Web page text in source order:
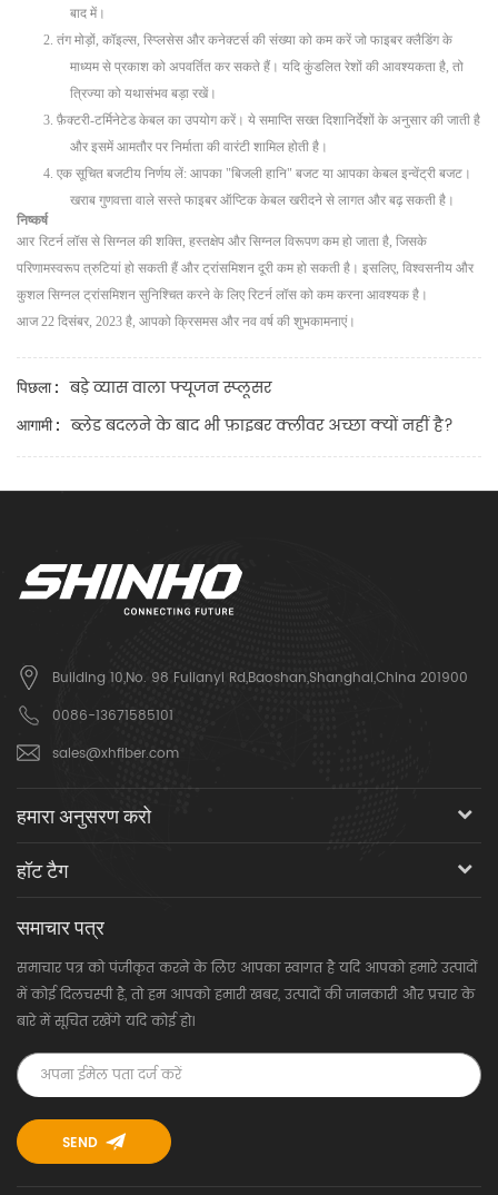
बाद में।
2. तंग मोड़ों, कॉइल्स, स्प्लिसेस और कनेक्टर्स की संख्या को कम करें जो फाइबर क्लैडिंग के
माध्यम से प्रकाश को अपवर्तित कर सकते हैं। यदि कुंडलित रेशों की आवश्यकता है, तो
त्रिज्या को यथासंभव बड़ा रखें।
3. फ़ैक्टरी-टर्मिनेटेड केबल का उपयोग करें। ये समाप्ति सख्त दिशानिर्देशों के अनुसार की जाती है
और इसमें आमतौर पर निर्माता की वारंटी शामिल होती है।
4. एक सूचित बजटीय निर्णय लें: आपका "बिजली हानि" बजट या आपका केबल इन्वेंट्री बजट।
खराब गुणवत्ता वाले सस्ते फाइबर ऑप्टिक केबल खरीदने से लागत और बढ़ सकती है।
निष्कर्ष
आर रिटर्न लॉस से सिग्नल की शक्ति, हस्तक्षेप और सिग्नल विरूपण कम हो जाता है, जिसके
परिणामस्वरूप त्रुटियां हो सकती हैं और ट्रांसमिशन दूरी कम हो सकती है। इसलिए, विश्वसनीय और
कुशल सिग्नल ट्रांसमिशन सुनिश्चित करने के लिए रिटर्न लॉस को कम करना आवश्यक है।
आज 22 दिसंबर, 2023 है, आपको क्रिसमस और नव वर्ष की शुभकामनाएं।
पिछला : बड़े व्यास वाला फ्यूजन स्प्लूसर
आगामी : ब्लेड बदलने के बाद भी फ़ाइबर क्लीवर अच्छा क्यों नहीं है?
Building 10,No. 98 Fulianyi Rd,Baoshan,Shanghai,China 201900
0086-13671585101
sales@xhfiber.com
हमारा अनुसरण करो
हॉट टैग
समाचार पत्र
समाचार पत्र को पंजीकृत करने के लिए आपका स्वागत है यदि आपको हमारे उत्पादों
में कोई दिलचस्पी है, तो हम आपको हमारी खबर, उत्पादों की जानकारी और प्रचार के
बारे में सूचित रखेंगे यदि कोई हो।